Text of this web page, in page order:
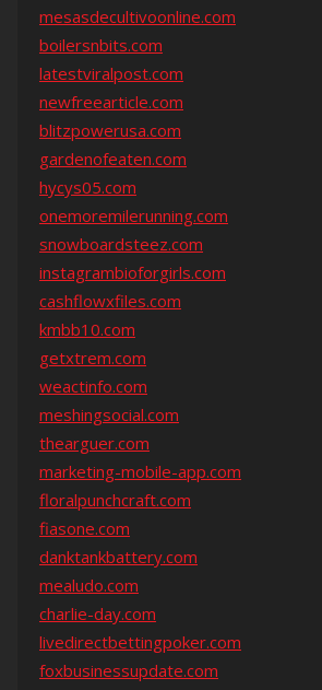
mesasdecultivoonline.com
boilersnbits.com
latestviralpost.com
newfreearticle.com
blitzpowerusa.com
gardenofeaten.com
hycys05.com
onemoremilerunning.com
snowboardsteez.com
instagrambioforgirls.com
cashflowxfiles.com
kmbb10.com
getxtrem.com
weactinfo.com
meshingsocial.com
thearguer.com
marketing-mobile-app.com
floralpunchcraft.com
fiasone.com
danktankbattery.com
mealudo.com
charlie-day.com
livedirectbettingpoker.com
foxbusinessupdate.com